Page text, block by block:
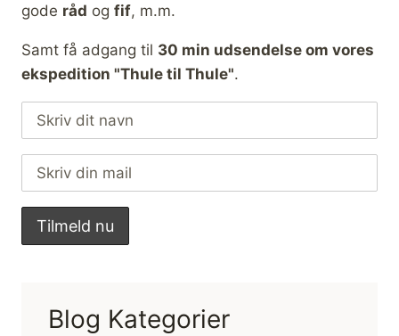
gode råd og fif, m.m.
Samt få adgang til 30 min udsendelse om vores
ekspedition "Thule til Thule".
Blog Kategorier